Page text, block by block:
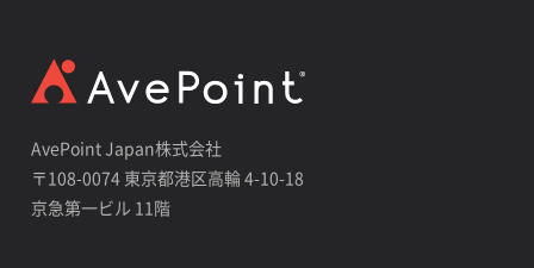
AvePoint Japan株式会社
〒108-0074 東京都港区高輪 4-10-18
京急第一ビル 11階